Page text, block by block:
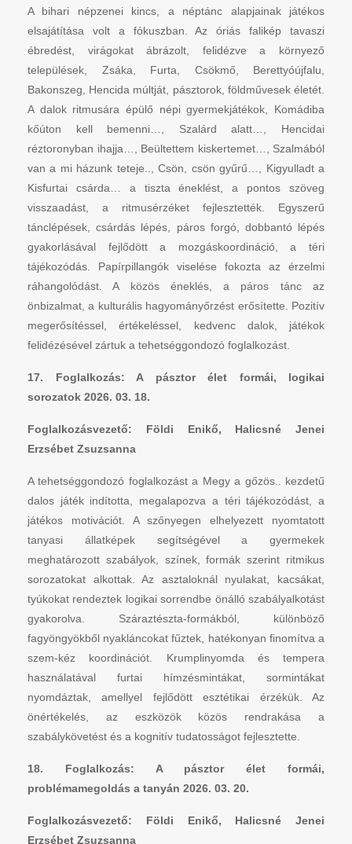
A bihari népzenei kincs, a néptánc alapjainak játékos
elsajátítása volt a fókuszban. Az óriás falikép tavaszi
ébredést, virágokat ábrázolt, felidézve a környező
települések, Zsáka, Furta, Csökmő, Berettyóújfalu,
Bakonszeg, Hencida múltját, pásztorok, földművesek életét.
A dalok ritmusára épülő népi gyermekjátékok, Komádiba
kőúton kell bemenni…, Szalárd alatt…, Hencidai
réztoronyban ihajja…, Beültettem kiskertemet…, Szalmából
van a mi házunk teteje.., Csön, csön gyűrű…, Kigyulladt a
Kisfurtai csárda… a tiszta éneklést, a pontos szöveg
visszaadást, a ritmusérzéket fejlesztették. Egyszerű
tánclépések, csárdás lépés, páros forgó, dobbantó lépés
gyakorlásával fejlődött a mozgáskoordináció, a téri
tájékozódás. Papírpillangók viselése fokozta az érzelmi
ráhangolódást. A közös éneklés, a páros tánc az
önbizalmat, a kulturális hagyományőrzést erősítette. Pozitív
megerősítéssel, értékeléssel, kedvenc dalok, játékok
felidézésével zártuk a tehetséggondozó foglalkozást.
17. Foglalkozás: A pásztor élet formái, logikai
sorozatok 2026. 03. 18.
Foglalkozásvezető: Földi Enikő, Halicsné Jenei
Erzsébet Zsuzsanna
A tehetséggondozó foglalkozást a Megy a gőzös.. kezdetű
dalos játék indította, megalapozva a téri tájékozódást, a
játékos motivációt. A szőnyegen elhelyezett nyomtatott
tanyasi állatképek segítségével a gyermekek
meghatározott szabályok, színek, formák szerint ritmikus
sorozatokat alkottak. Az asztaloknál nyulakat, kacsákat,
tyúkokat rendeztek logikai sorrendbe önálló szabályalkotást
gyakorolva. Száraztészta-formákból, különböző
fagyöngyökből nyakláncokat fűztek, hatékonyan finomítva a
szem-kéz koordinációt. Krumplinyomda és tempera
használatával furtai hímzésmintákat, sormintákat
nyomdáztak, amellyel fejlődött esztétikai érzékük. Az
önértékelés, az eszközök közös rendrakása a
szabálykövetést és a kognitív tudatosságot fejlesztette.
18. Foglalkozás: A pásztor élet formái,
problémamegoldás a tanyán 2026. 03. 20.
Foglalkozásvezető: Földi Enikő, Halicsné Jenei
Erzsébet Zsuzsanna